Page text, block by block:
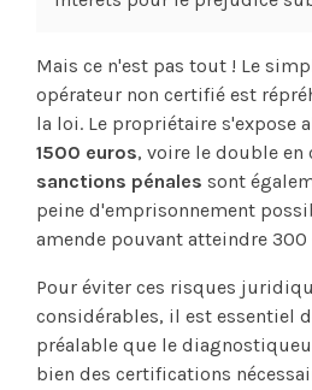
Mais ce n'est pas tout ! Le
opérateur non certifié est
la loi. Le propriétaire s'expose
1500 euros, voire le double en
sanctions pénales sont
peine d'emprisonnement
amende pouvant atteindre 300
Pour éviter ces risques
considérables, il est essentiel
préalable que le
bien des certifications